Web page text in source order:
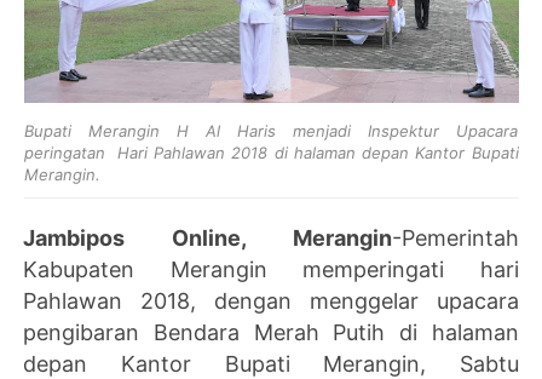
Bupati Merangin H Al Haris menjadi Inspektur Upacara
peringatan Hari Pahlawan 2018 di halaman depan Kantor Bupati
Merangin.
Jambipos Online, Merangin-Pemerintah
Kabupaten Merangin memperingati hari
Pahlawan 2018, dengan menggelar upacara
pengibaran Bendara Merah Putih di halaman
depan Kantor Bupati Merangin, Sabtu